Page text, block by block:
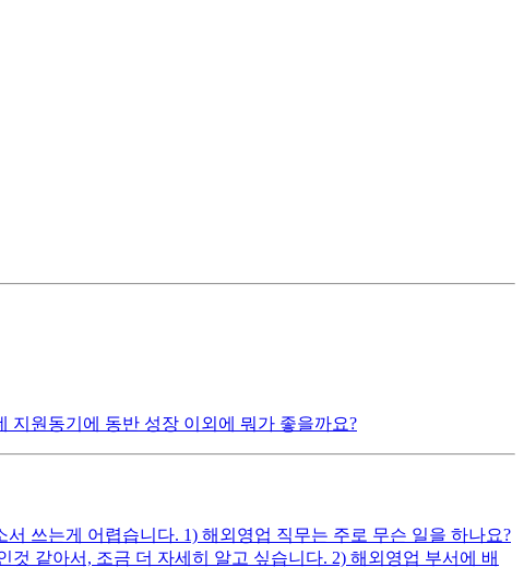
지원동기에 동반 성장 이외에 뭐가 좋을까요?
쓰는게 어렵습니다. 1) 해외영업 직무는 주로 무슨 일을 하나요?
같아서, 조금 더 자세히 알고 싶습니다. 2) 해외영업 부서에 배